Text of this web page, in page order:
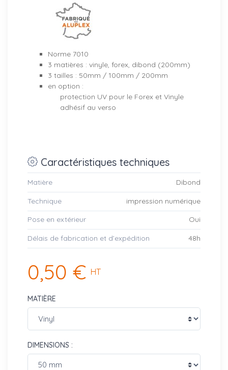
Norme 7010
3 matières : vinyle, forex, dibond (200mm)
3 tailles : 50mm / 100mm / 200mm
en option :
protection UV pour le Forex et Vinyle
adhésif au verso
Caractéristiques techniques
Matière Dibond
Technique impression numérique
Pose en extérieur Oui
Délais de fabrication et d’expédition 48h
0,50 € HT
MATIÈRE
DIMENSIONS :